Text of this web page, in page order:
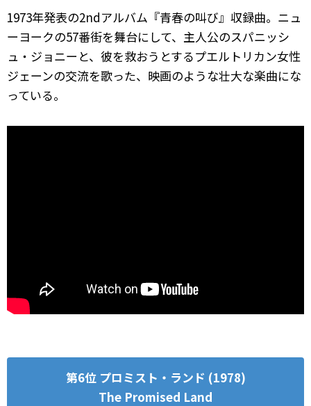
1973年発表の2ndアルバム『青春の叫び』収録曲。ニュ
ーヨークの57番街を舞台にして、主人公のスパニッシ
ュ・ジョニーと、彼を救おうとするプエルトリカン女性
ジェーンの交流を歌った、映画のような壮大な楽曲にな
っている。
第6位 プロミスト・ランド (1978)
The Promised Land